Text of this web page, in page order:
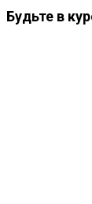
Будьте в